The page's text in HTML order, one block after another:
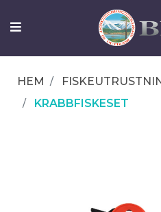
FISKEUTRUSTNING
OM
IFISH
HEM
KRABBFISKESET